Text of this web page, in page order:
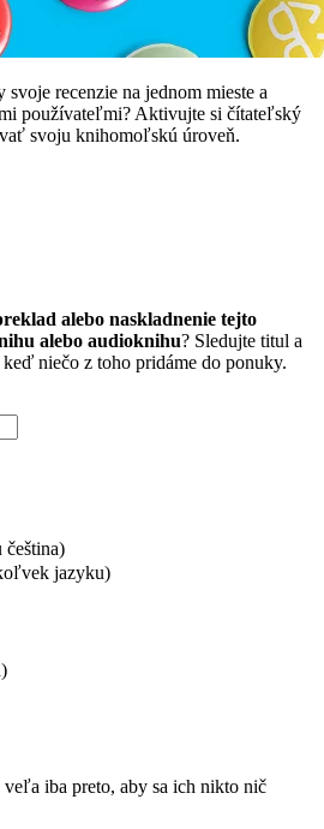
recenzie na jednom mieste a
používateľmi? Aktivujte si čítateľský
svoju knihomoľskú úroveň.
alebo naskladnenie tejto
alebo audioknihu? Sledujte titul a
niečo z toho pridáme do ponuky.
jazyku)
iba preto, aby sa ich nikto nič